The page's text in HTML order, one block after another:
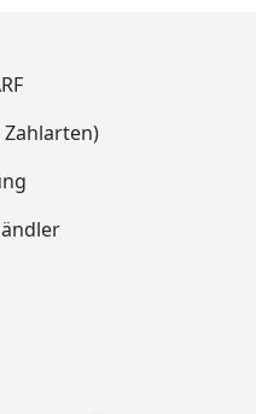
Zahlarten)